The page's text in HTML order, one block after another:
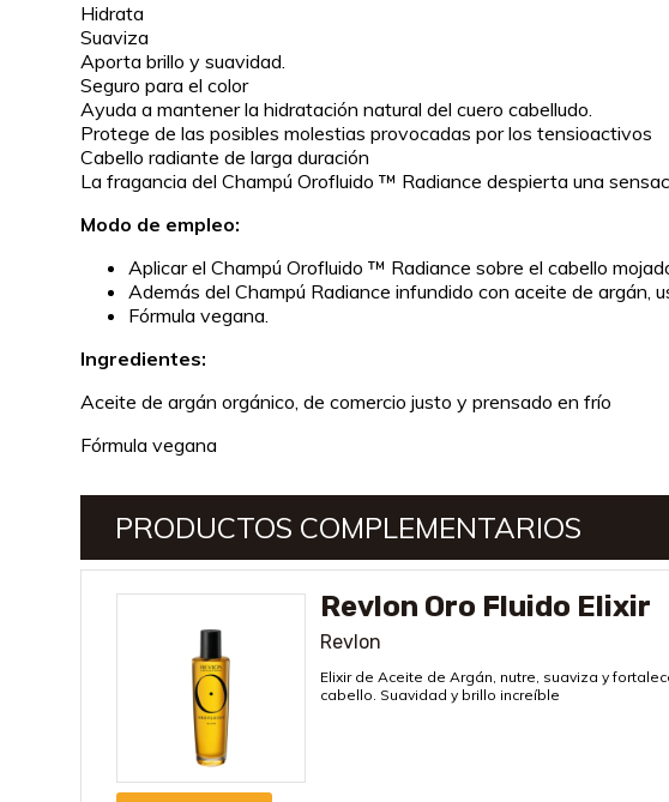
Hidrata
Suaviza
Aporta brillo y suavidad.
Seguro para el color
Ayuda a mantener la hidratación natural del cuero cabelludo.
Protege de las posibles molestias provocadas por los tensioactivos
Cabello radiante de larga duración
La fragancia del Champú Orofluido ™ Radiance despierta una
Modo de empleo:
Aplicar el Champú Orofluido ™ Radiance sobre el cabello
Además del Champú Radiance infundido con aceite de
Fórmula vegana.
Ingredientes:
Aceite de argán orgánico, de comercio justo y prensado en frío
Fórmula vegana
PRODUCTOS COMPLEMENTARIOS
Revlon Oro Fluido Elixir
Revlon
Elixir de Aceite de Argán, nutre, suaviza y
cabello. Suavidad y brillo increíble